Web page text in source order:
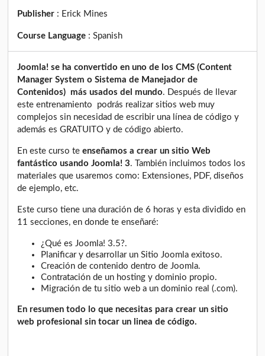
Publisher : Erick Mines
Course Language :Spanish
Joomla! se ha convertido en uno de los CMS (Content
Manager System o Sistema de Manejador de
Contenidos) más usados del mundo. Después de llevar
este entrenamiento podrás realizar sitios web muy
complejos sin necesidad de escribir una línea de código y
además es GRATUITO y de código abierto.
En este curso teenseñamos a crear un sitio Web
fantástico usando Joomla! 3. También incluimos todos los
materiales que usaremos como: Extensiones, PDF, diseños
de ejemplo, etc.
Este curso tiene una duración de 6 horas y esta dividido en
11 secciones, en donde te enseñaré:
¿Qué es Joomla! 3.5?.
Planificar y desarrollar un Sitio Joomla exitoso.
Creación de contenido dentro de Joomla.
Contratación de un hosting y dominio propio.
Migración de tu sitio web a un dominio real (.com).
En resumen todo lo que necesitas para crear un sitio
web profesional sin tocar un linea de código.